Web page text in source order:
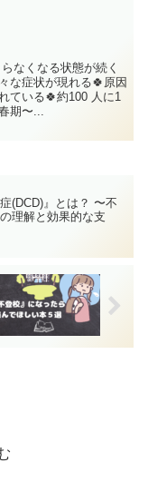
なくなる状態が続く
な症状が現れる🍀原因
ている🍀約100 人に1
期〜...
(DCD)』とは？ 〜不
理解と効果的な支